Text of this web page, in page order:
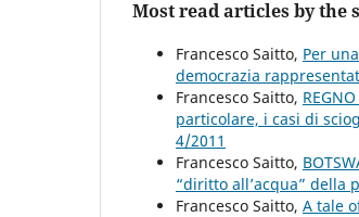
Most read articles by the
Francesco Saitto, Per
democrazia
Francesco Saitto,
particolare, i casi di
4/2011
Francesco Saitto,
“diritto all’acqua” della
Francesco Saitto, A tale